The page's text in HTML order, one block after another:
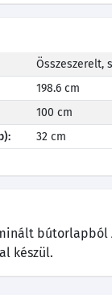
Összeszerelt,
198.6 cm
100 cm
32 cm
bútorlapból
készül.